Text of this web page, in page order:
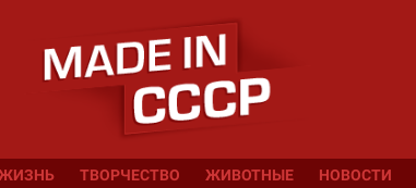
ТВОРЧЕСТВО ЖИВОТНЫЕ НОВОСТИ